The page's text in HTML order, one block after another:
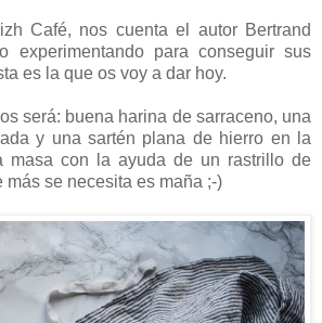
Café, nos cuenta el autor Bertrand
experimentando para conseguir sus
es la que os voy a dar hoy.
será: buena harina de sarraceno, una
y una sartén plana de hierro en la
masa con la ayuda de un rastrillo de
más se necesita es maña ;-)